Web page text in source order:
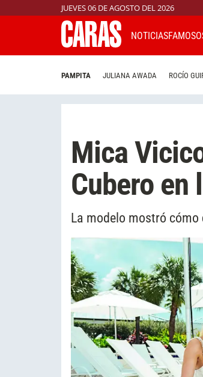
JUEVES 06 DE AGOSTO DEL 2026
NOTICIAS
PAMPITA JULIANA AWADA ROCÍO
Mica
Cubero en
La modelo mostró